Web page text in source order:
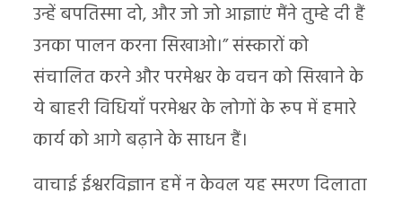
उन्हें बपतिस्मा दो, और जो जो आज्ञाएं मैंने तुम्हे दी हैं
उनका पालन करना सिखाओ।” संस्कारों को
संचालित करने और परमेश्वर के वचन को सिखाने के
ये बाहरी विधियाँ परमेश्वर के लोगों के रूप में हमारे
कार्य को आगे बढ़ाने के साधन हैं।
वाचाई ईश्वरविज्ञान हमें न केवल यह स्मरण दिलाता